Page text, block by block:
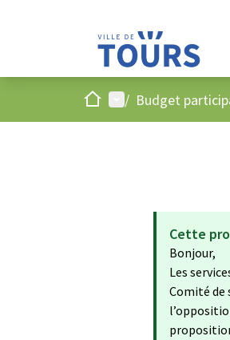
AccueilMenu principal
/ Budget
Cette
Bonjour,
Les
Comité de